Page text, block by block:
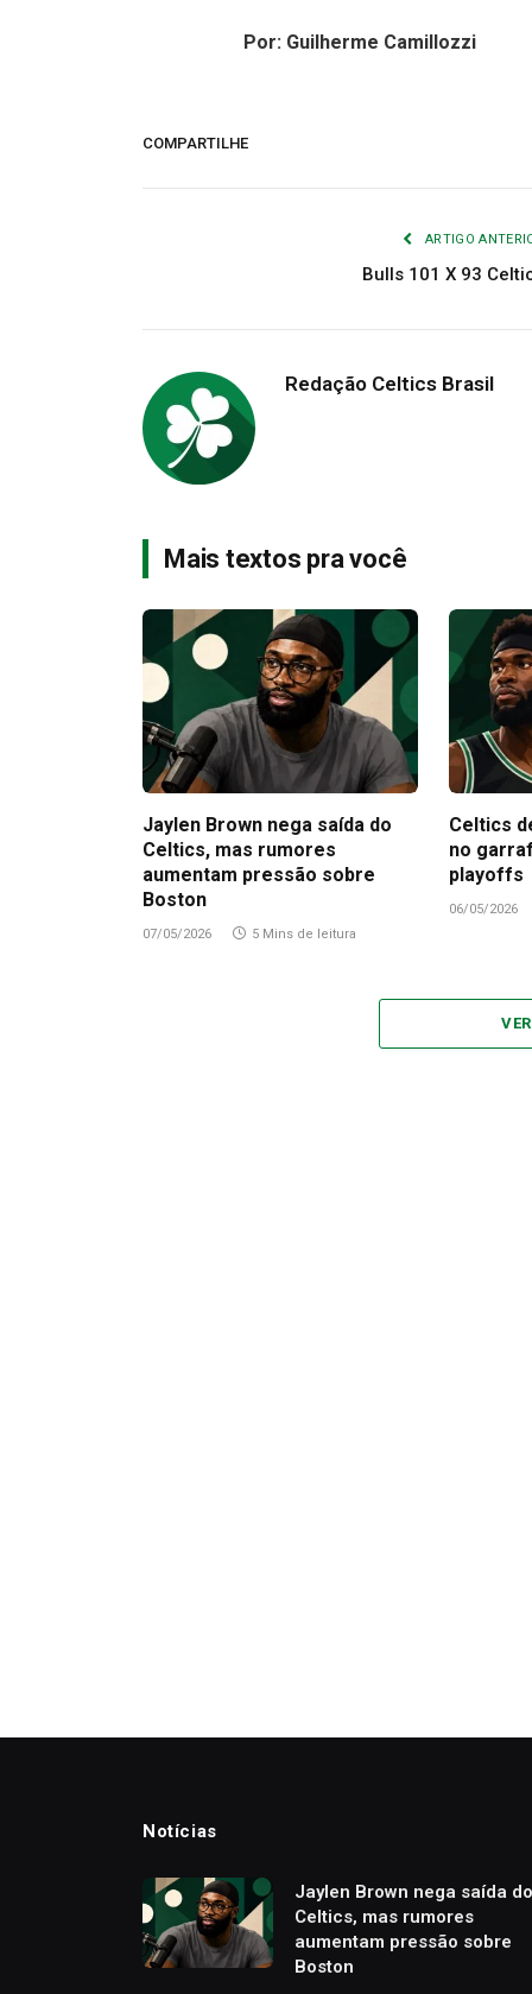
Por: Guilherme Camillozzi
COMPARTILHE
ARTIGO
Bulls 101 X 93
Redação Celtics Brasil
Mais textos pra você
Jaylen Brown nega saída do
Celtics, mas rumores
aumentam pressão sobre
Boston
07/05/2026 5 Mins de leitura
Celtics
no
playoffs
06/05/2026
Notícias
Jaylen Brown nega saída do
Celtics, mas rumores
aumentam pressão sobre
Boston